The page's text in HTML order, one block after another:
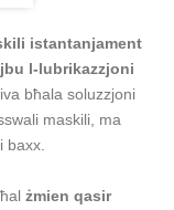
istantanjament
l-lubrikazzjoni
bħala soluzzjoni
maskili, ma
baxx.
żmien qasir